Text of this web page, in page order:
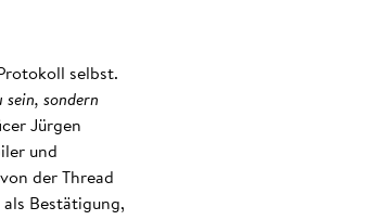
selbst.
sondern
Jürgen
und
der Thread
Bestätigung,